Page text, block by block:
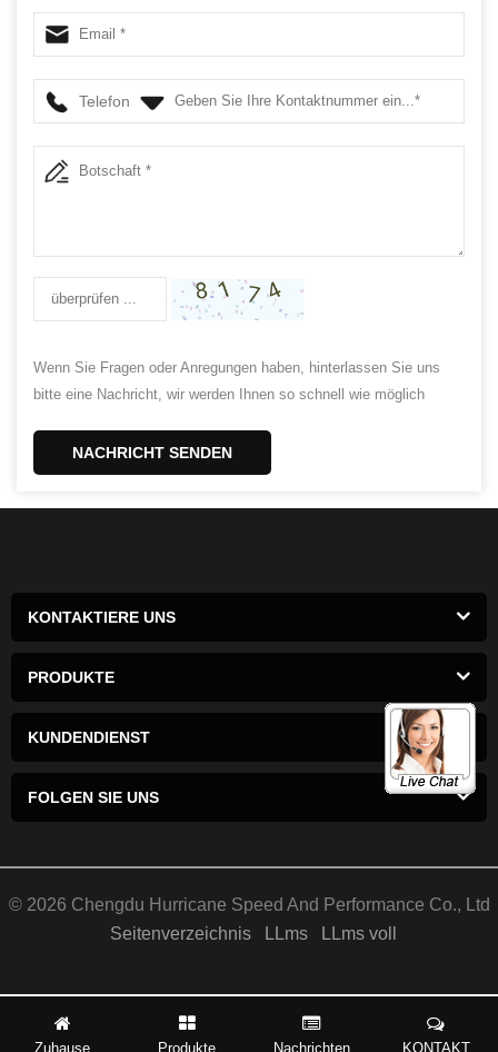
Bohrung für LS1, 102.362mm 4032 geschmiedeter
Aluminiumkolben
Telefon
Wenn Sie Fragen oder Anregungen haben, hinterlassen Sie uns
bitte eine Nachricht, wir werden Ihnen so schnell wie möglich
NACHRICHT SENDEN
KONTAKTIERE UNS
PRODUKTE
KUNDENDIENST
FOLGEN SIE UNS
© 2026 Chengdu Hurricane Speed ​​And Performance Co., Ltd
Seitenverzeichnis
LLms LLms voll
Zuhause Produkte Nachrichten KONTAKT